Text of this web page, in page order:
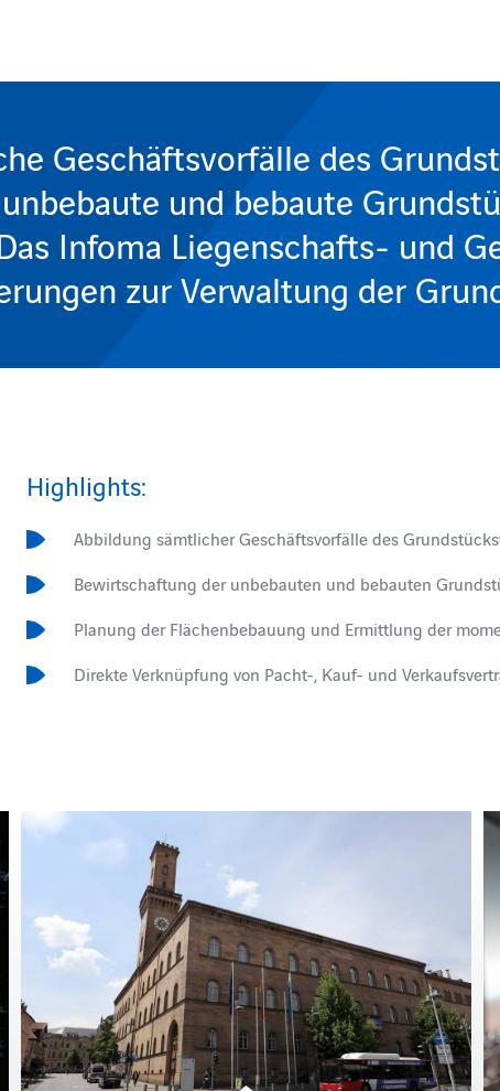
Geschäftsvorfälle des
und bebaute
Infoma Liegenschafts- und
zur Verwaltung der
Highlights:
Abbildung sämtlicher Geschäftsvorfälle des
Bewirtschaftung der unbebauten und bebauten
Planung der Flächenbebauung und Ermittlung der
Direkte Verknüpfung von Pacht-, Kauf- und